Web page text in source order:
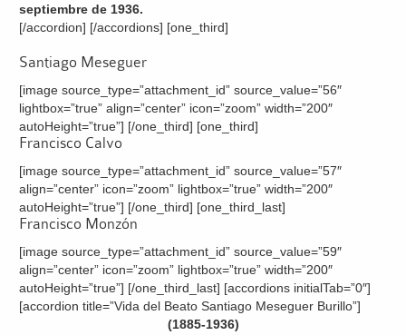
septiembre de 1936.
[/accordion] [/accordions] [one_third]
Santiago Meseguer
[image source_type=”attachment_id” source_value=”56″
lightbox=”true” align=”center” icon=”zoom” width=”200″
autoHeight=”true”] [/one_third] [one_third]
Francisco Calvo
[image source_type=”attachment_id” source_value=”57″
align=”center” icon=”zoom” lightbox=”true” width=”200″
autoHeight=”true”] [/one_third] [one_third_last]
Francisco Monzón
[image source_type=”attachment_id” source_value=”59″
align=”center” icon=”zoom” lightbox=”true” width=”200″
autoHeight=”true”] [/one_third_last] [accordions initialTab=”0″]
[accordion title=”Vida del Beato Santiago Meseguer Burillo”]
(1885-1936)